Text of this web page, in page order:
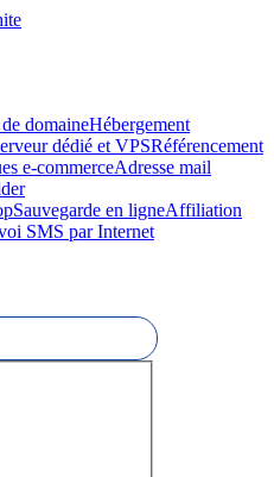
domaineHébergement
dédié et VPSRéférencement
e-commerceAdresse mail
Sauvegarde en ligneAffiliation
SMS par Internet